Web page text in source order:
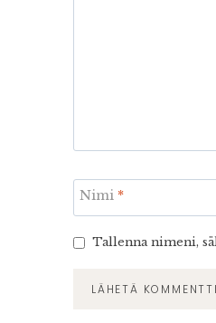
Nimi *
Tallenna nimeni,